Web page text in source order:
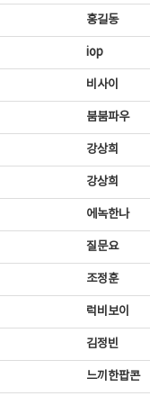
홍길동
iop
비사이
붐붐파우
강상희
강상희
에녹한나
질문요
조정훈
럭비보이
김정빈
느끼한팝콘